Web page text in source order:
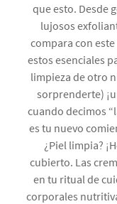
que esto. Desde
lujosos
compara con
estos esenciales
limpieza de otro
sorprenderte)
cuando decimos
es tu nuevo
¿Piel limpia?
cubierto. Las
en tu ritual de
corporales